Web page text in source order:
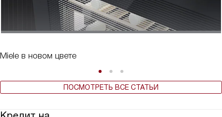
Miele в новом цвете
ПОСМОТРЕТЬ ВСЕ СТАТЬИ